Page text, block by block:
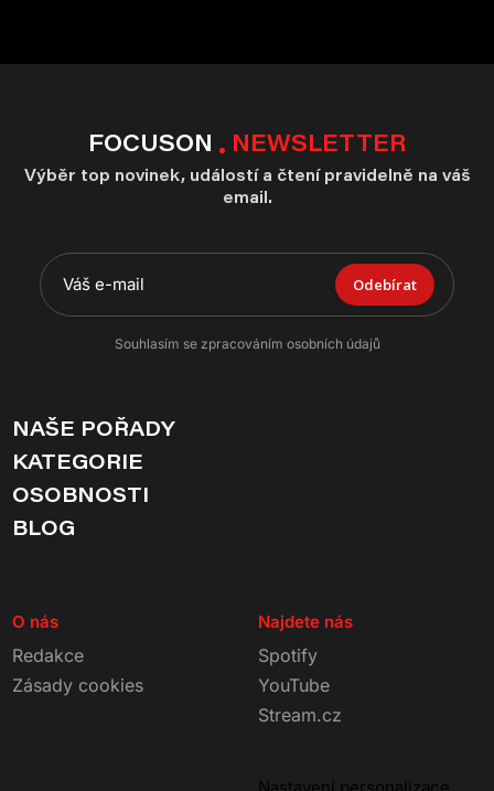
FOCUSON NEWSLETTER
Výběr top novinek, událostí a čtení pravidelně na váš
email.
Odebírat
Souhlasím se zpracováním osobních údajů
NAŠE POŘADY
KATEGORIE
OSOBNOSTI
BLOG
O nás
Redakce
Zásady cookies
Najdete nás
Spotify
YouTube
Stream.cz